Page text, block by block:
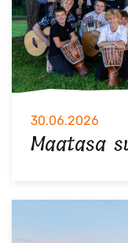
30.06.2026
Maatasa